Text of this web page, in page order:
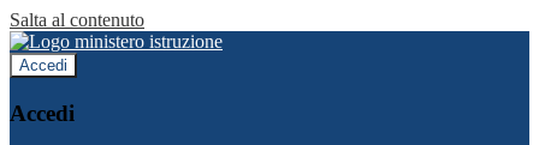
Salta al contenuto
Accedi
Accedi